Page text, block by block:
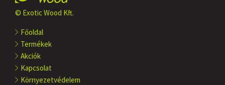
© Exotic Wood Kft.
Főoldal
Termékek
Akciók
Kapcsolat
Környezetvédelem